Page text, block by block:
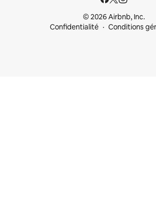
© 2026 Airbnb, Inc.
Confidentialité
Conditions